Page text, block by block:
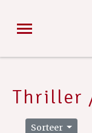
Thriller
Sorteer